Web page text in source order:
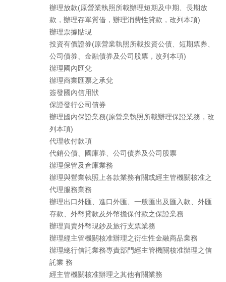
辦理放款(原營業執照所載辦理短期及中期、長期放
款，辦理存單質借，辦理消費性貸款，改列本項)
辦理票據貼現
投資有價證券(原營業執照所載投資公債、短期票券、
公司債券、金融債券及公司股票，改列本項)
辦理國內匯兌
辦理商業匯票之承兌
簽發國內信用狀
保證發行公司債券
辦理國內保證業務(原營業執照所載辦理保證業務，改
列本項)
代理收付款項
代銷公債、國庫券、公司債券及公司股票
辦理保管及倉庫業務
辦理與營業執照上各款業務有關或經主管機關核准之
代理服務業務
辦理出口外匯、進口外匯、一般匯出及匯入款、外匯
存款、外幣貸款及外幣擔保付款之保證業務
辦理買賣外幣現鈔及旅行支票業務
辦理經主管機關核准辦理之衍生性金融商品業務
辦理總行信託業務專責部門經主管機關核准辦理之信
託業 務
經主管機關核准辦理之其他有關業務